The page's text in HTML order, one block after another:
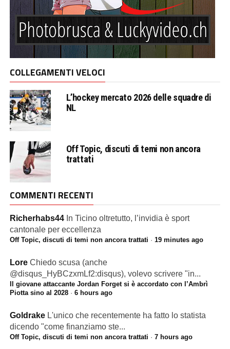
COLLEGAMENTI VELOCI
L’hockey mercato 2026 delle squadre di
NL
Off Topic, discuti di temi non ancora
trattati
COMMENTI RECENTI
Richerhabs44 In Ticino oltretutto, l’invidia è sport
cantonale per eccellenza
Off Topic, discuti di temi non ancora trattati · 19 minutes ago
Lore Chiedo scusa (anche
@disqus_HyBCzxmLf2:disqus), volevo scrivere "in...
Il giovane attaccante Jordan Forget si è accordato con l’Ambrì
Piotta sino al 2028· 6 hours ago
Goldrake L'unico che recentemente ha fatto lo statista
dicendo "come finanziamo ste...
Off Topic, discuti di temi non ancora trattati · 7 hours ago